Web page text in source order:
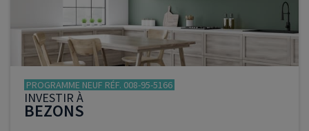
PROGRAMME NEUF RÉF. 008-95-5166
INVESTIR À
BEZONS